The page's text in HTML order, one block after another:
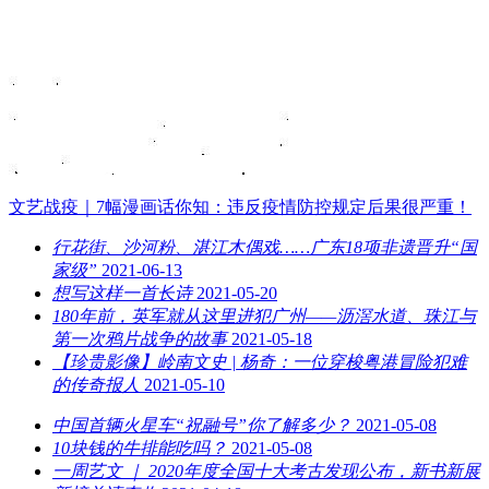
文艺战疫｜7幅漫画话你知：违反疫情防控规定后果很严重！
行花街、沙河粉、湛江木偶戏……广东18项非遗晋升“国
家级” 2021-06-13
想写这样一首长诗 2021-05-20
180年前，英军就从这里进犯广州——沥滘水道、珠江与
第一次鸦片战争的故事 2021-05-18
【珍贵影像】岭南文史 | 杨奇：一位穿梭粤港冒险犯难
的传奇报人 2021-05-10
中国首辆火星车“祝融号”你了解多少？ 2021-05-08
10块钱的牛排能吃吗？ 2021-05-08
一周艺文 ｜ 2020年度全国十大考古发现公布，新书新展